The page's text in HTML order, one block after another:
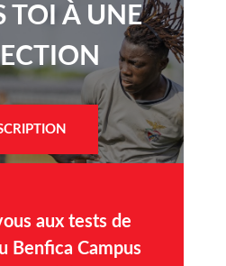
TOI À UNE
aux tests de
Benfica Campus